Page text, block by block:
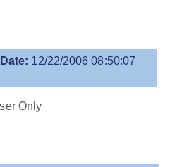
Date: 12/22/2006 08:50:07
Only